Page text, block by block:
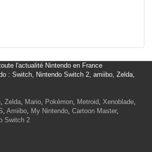
l'actualité Nintendo en France
: Switch, Nintendo Switch 2, amiibo, Zelda,
, Zelda, Mario, Pokémon, Metroid, Xenoblade,
, Amiibo, My Nintendo, Cartoon Master,
Switch 2